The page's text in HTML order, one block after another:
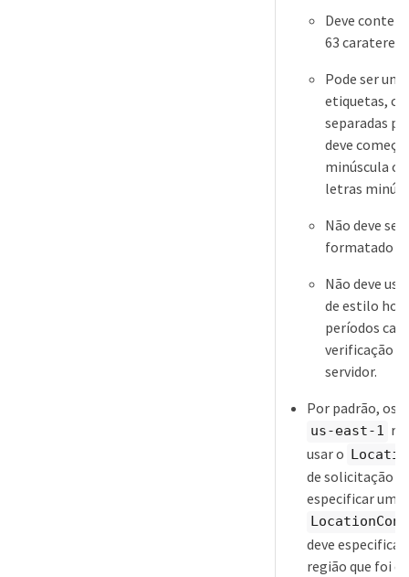
Deve conter
63 carateres.
Pode ser
etiquetas,
separadas
deve
minúscula
letras
Não deve se
formatado
Não deve
de estilo
períodos
verificação
servidor.
Por padrão, os
us-east-1
usar o
de solicitação
especificar uma
deve
região que foi